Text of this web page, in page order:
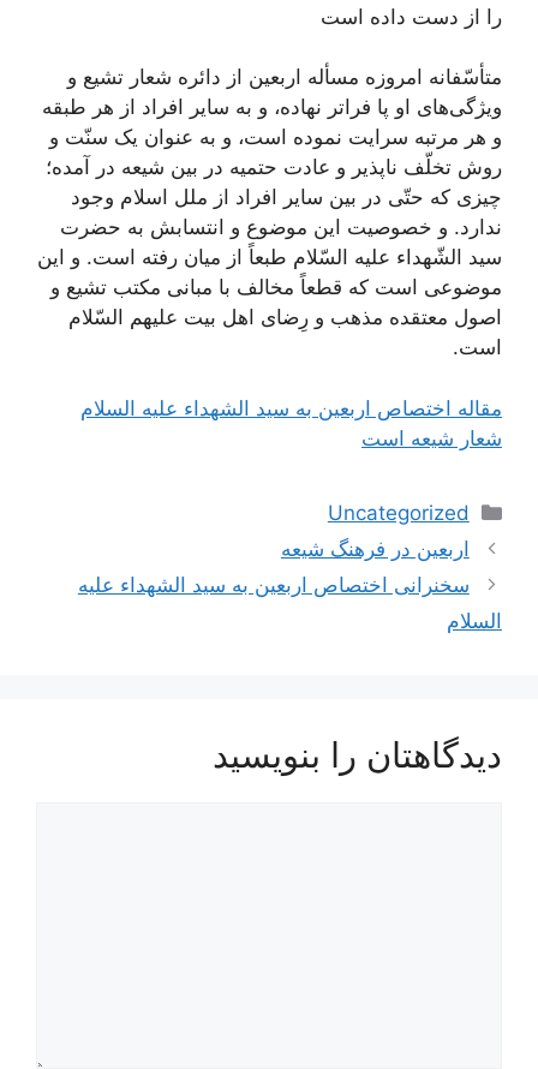
را از دست داده است
متأسّفانه امروزه مسأله اربعین از دائره شعار تشیع و
ویژگی‌های او پا فراتر نهاده، و به سایر افراد از هر طبقه
و هر مرتبه سرایت نموده است، و به عنوان یک سنّت و
روش تخلّف ناپذیر و عادت حتمیه در بین شیعه در آمده؛
چیزی که حتّی در بین سایر افراد از ملل اسلام وجود
ندارد. و خصوصیت این موضوع و انتسابش به حضرت
سید الشّهداء علیه السّلام طبعاً از میان رفته است. و این
موضوعی است که قطعاً مخالف با مبانی مکتب تشیع و
اصول معتقده مذهب و رِضای اهل بیت علیهم السّلام
است.
مقاله اختصاص اربعین به سید الشهداء علیه السلام
شعار شیعه است
دسته‌ها
Uncategorized
ناوبری
نوشته‌ها
اربعین در فرهنگ شیعه
سخنرانی اختصاص اربعین به سید الشهداء علیه
السلام
دیدگاهتان را بنویسید